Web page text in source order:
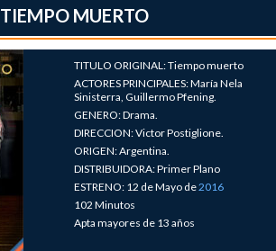
TIEMPO MUERTO
TITULO ORIGINAL: Tiempo muerto
ACTORES PRINCIPALES: María Nela
Sinisterra, Guillermo Pfening.
GENERO: Drama.
DIRECCION: Victor Postiglione.
ORIGEN: Argentina.
DISTRIBUIDORA: Primer Plano
ESTRENO: 12 de Mayo de2016
102 Minutos
Apta mayores de 13 años